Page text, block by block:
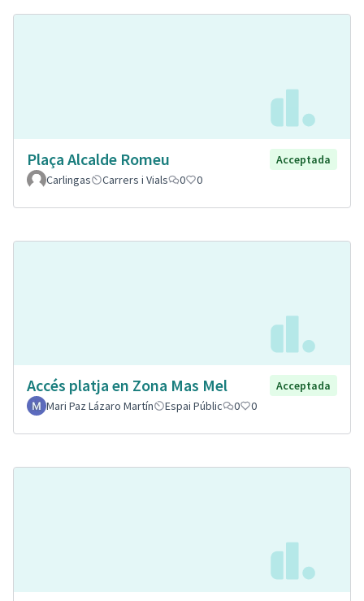
Plaça Alcalde Romeu
Acceptada
Carlingas
Carrers i Vials 0 0
Accés platja en Zona Mas Mel
Acceptada
Mari Paz Lázaro Martín
Espai Públic 0 0